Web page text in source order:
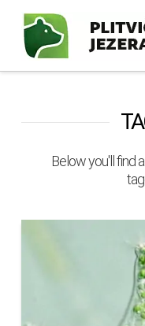
Below you'll find